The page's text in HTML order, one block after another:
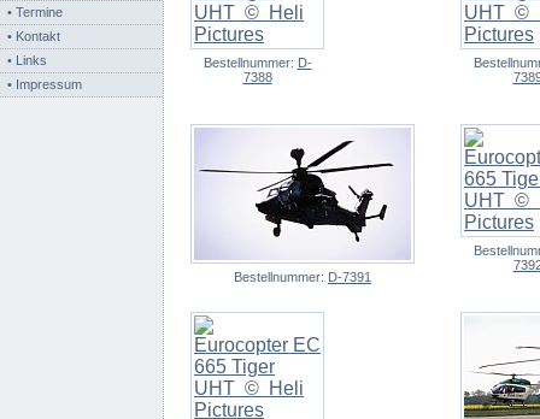
• Termine
• Kontakt
• Links
• Impressum
Bestellnummer: D-
7388
Bestellnummer: D-7391